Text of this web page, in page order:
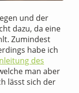
und der
dazu, da eine
Zumindest
habe ich
des
man aber
lässt sich der